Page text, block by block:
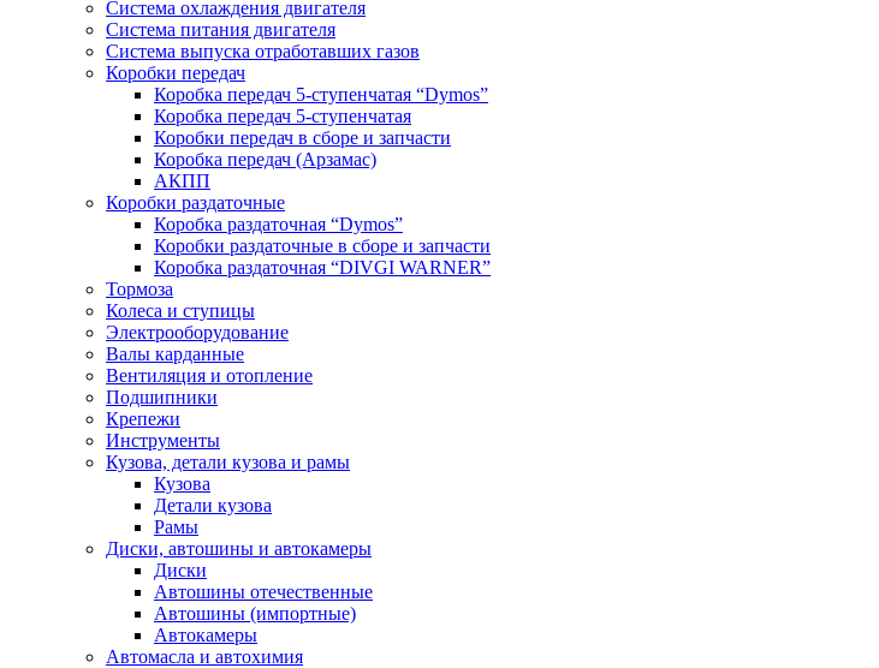
Система охлаждения двигателя
Система питания двигателя
Система выпуска отработавших газов
Коробки передач
Коробка передач 5-ступенчатая “Dymos”
Коробка передач 5-ступенчатая
Коробки передач в сборе и запчасти
Коробка передач (Арзамас)
АКПП
Коробки раздаточные
Коробка раздаточная “Dymos”
Коробки раздаточные в сборе и запчасти
Коробка раздаточная “DIVGI WARNER”
Тормоза
Колеса и ступицы
Электрооборудование
Валы карданные
Вентиляция и отопление
Подшипники
Крепежи
Инструменты
Кузова, детали кузова и рамы
Кузова
Детали кузова
Рамы
Диски, автошины и автокамеры
Диски
Автошины отечественные
Автошины (импортные)
Автокамеры
Автомасла и автохимия